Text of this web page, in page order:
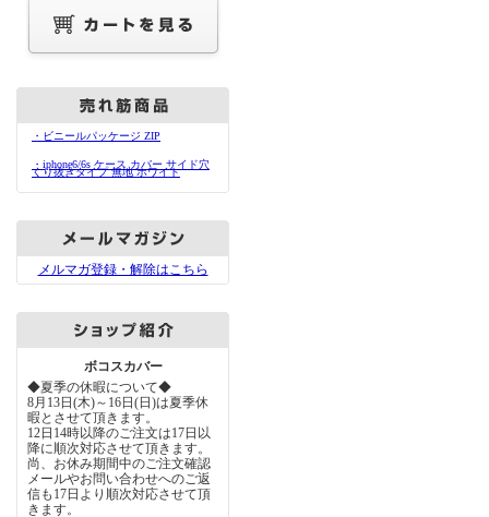
・ビニールパッケージ ZIP
・iphone6/6s ケース カバー サイド穴
くり抜きタイプ 無地 ホワイト
メルマガ登録・解除はこちら
ボコスカバー
◆夏季の休暇について◆
8月13日(木)～16日(日)は夏季休
暇とさせて頂きます。
12日14時以降のご注文は17日以
降に順次対応させて頂きます。
尚、お休み期間中のご注文確認
メールやお問い合わせへのご返
信も17日より順次対応させて頂
きます。